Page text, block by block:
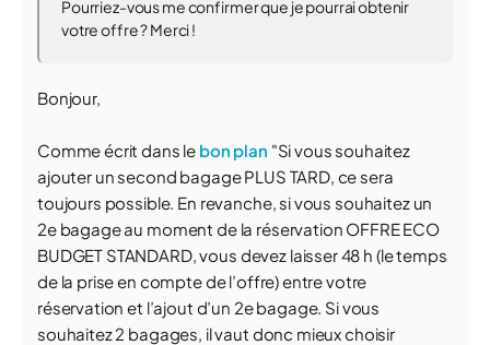
Pourriez-vous me confirmer que je pourrai obtenir
votre offre ? Merci !
Bonjour,
Comme écrit dans le bon plan "Si vous souhaitez
ajouter un second bagage PLUS TARD, ce sera
toujours possible. En revanche, si vous souhaitez un
2e bagage au moment de la réservation OFFRE ECO
BUDGET STANDARD, vous devez laisser 48 h (le temps
de la prise en compte de l’offre) entre votre
réservation et l’ajout d’un 2e bagage. Si vous
souhaitez 2 bagages, il vaut donc mieux choisir